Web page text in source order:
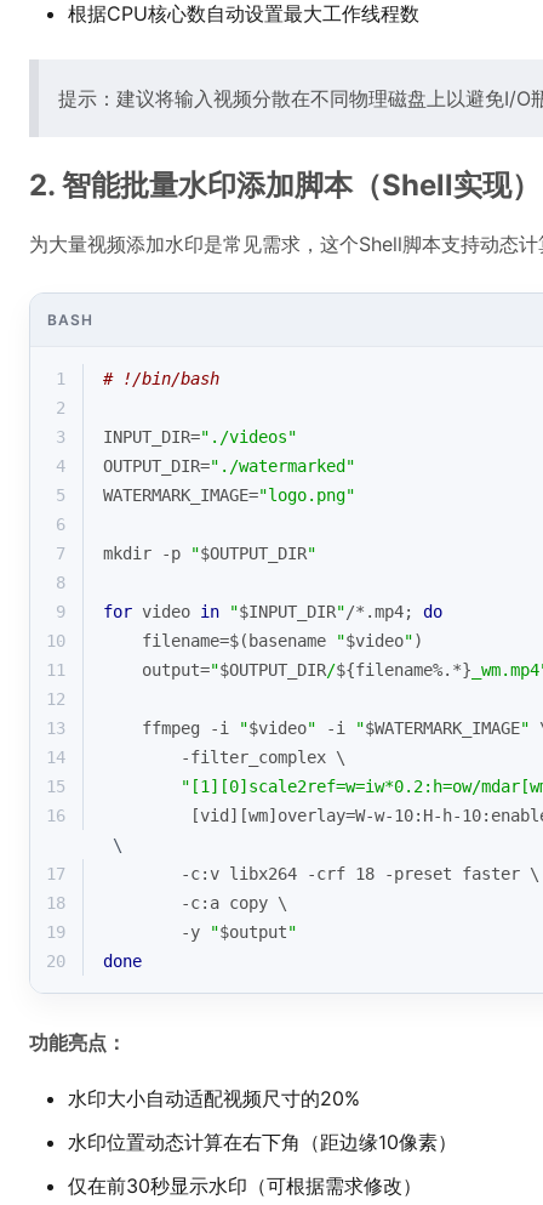
根据CPU核心数自动设置最大工作线程数
提示：建议将输入视频分散在不同物理磁盘上以避免I/O
2. 智能批量水印添加脚本（Shell实现）
为大量视频添加水印是常见需求，这个Shell脚本支持动态
BASH
1
# !/bin/bash
2
3
INPUT_DIR="./videos"
4
OUTPUT_DIR="./watermarked"
5
WATERMARK_IMAGE="logo.png"
6
7
mkdir -p "$OUTPUT_DIR"
8
9
for video in "$INPUT_DIR"/*.mp4; do
10
    filename=$(basename
"$video")
11
    output=
"$OUTPUT_DIR/${filename%.*}
12
13
    ffmpeg -i
"$video" -i "$WATERMARK_IMAGE"
14
        -filter_complex \
15
"[1][0]scale2ref=w=iw*0.2:h=ow/
16
[vid][wm]overlay=W-w-10:H-h-
\
17
        -c:v libx264 -crf 18 -preset faster \
18
        -c:a copy \
19
        -y
"$output"
20
done
功能亮点：
水印大小自动适配视频尺寸的20%
水印位置动态计算在右下角（距边缘10像素）
仅在前30秒显示水印（可根据需求修改）